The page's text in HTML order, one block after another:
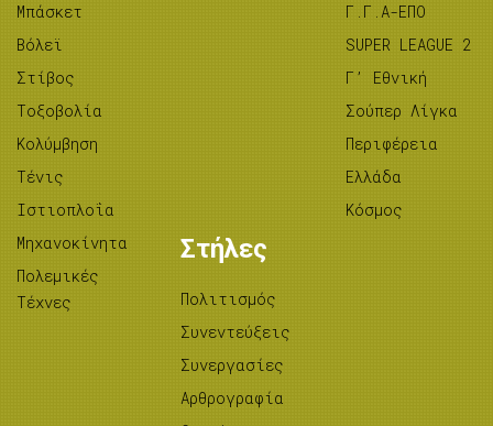
Μπάσκετ
Βόλεϊ
Στίβος
Tοξοβολία
Κολύμβηση
Τένις
Ιστιοπλοΐα
Μηχανοκίνητα
Πολεμικές
Τέχνες
Γ.Γ.Α-ΕΠΟ
SUPER LEAGUE 2
Γ’ Εθνική
Σούπερ Λίγκα
Περιφέρεια
Ελλάδα
Κόσμος
Στήλες
Πολιτισμός
Συνεντεύξεις
Συνεργασίες
Αρθρογραφία